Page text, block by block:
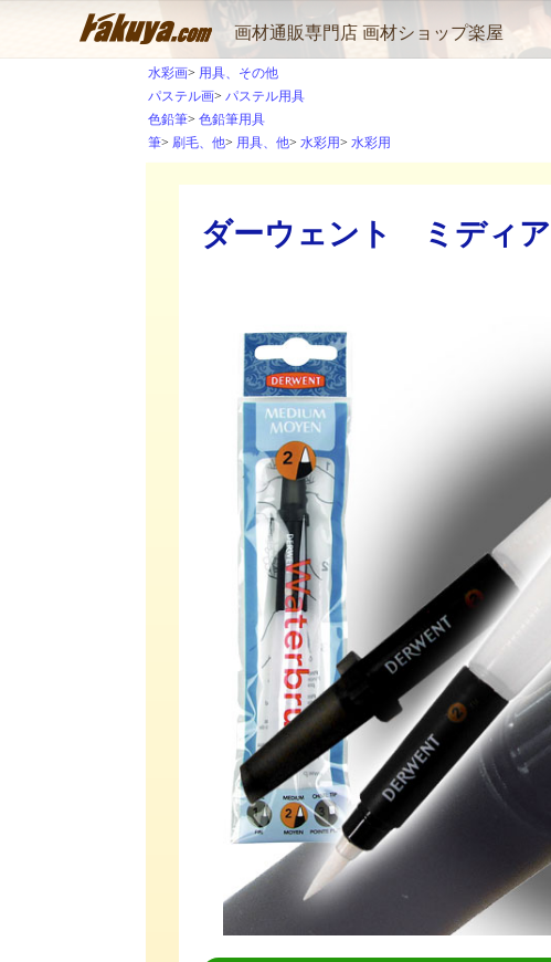
画材通販専門店 画材ショップ楽屋
水彩画
用具、その他
パステル画
パステル用具
色鉛筆
色鉛筆用具
筆
刷毛、他 用具、他 水彩用 水彩用
ダーウェント ミディア